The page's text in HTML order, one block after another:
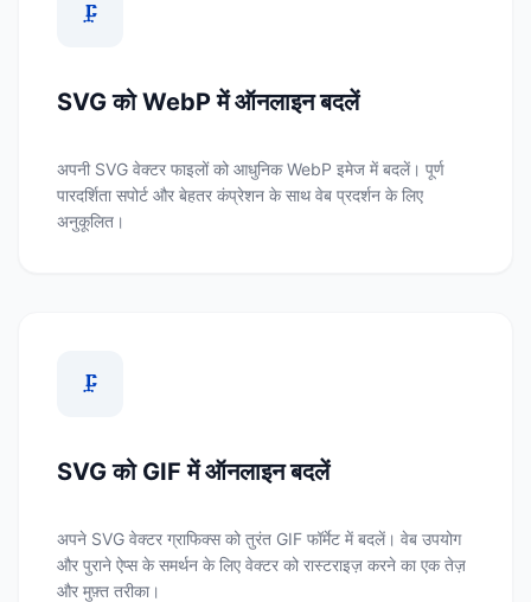
🗜️
SVG को WebP में ऑनलाइन बदलें
अपनी SVG वेक्टर फाइलों को आधुनिक WebP इमेज में बदलें। पूर्ण
पारदर्शिता सपोर्ट और बेहतर कंप्रेशन के साथ वेब प्रदर्शन के लिए
अनुकूलित।
🗜️
SVG को GIF में ऑनलाइन बदलें
अपने SVG वेक्टर ग्राफिक्स को तुरंत GIF फॉर्मेट में बदलें। वेब उपयोग
और पुराने ऐप्स के समर्थन के लिए वेक्टर को रास्टराइज़ करने का एक तेज़
और मुफ़्त तरीका।